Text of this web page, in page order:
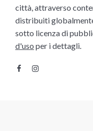
città, attraverso
distribuiti
sotto licenza di
d'uso per i dettagli.